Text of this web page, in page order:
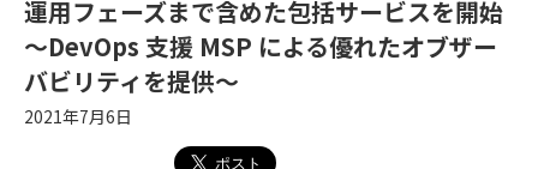
運用フェーズまで含めた包括サービスを開始
～DevOps 支援 MSP による優れたオブザー
バビリティを提供～
2021年7月6日